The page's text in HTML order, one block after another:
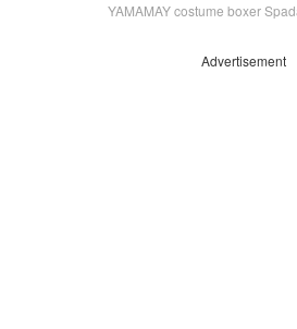
YAMAMAY costume boxer
Advertisement